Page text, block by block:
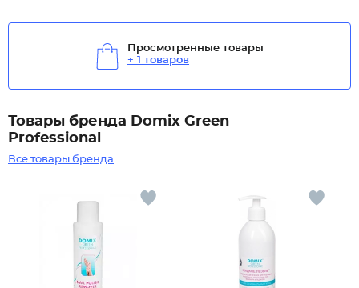
Просмотренные товары
+ 1 товаров
Товары бренда Domix Green
Professional
Все товары бренда